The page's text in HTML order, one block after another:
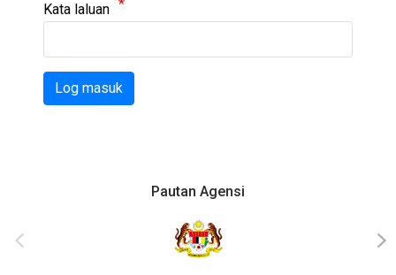
Kata laluan
Log masuk
Pautan Agensi
‹ ›